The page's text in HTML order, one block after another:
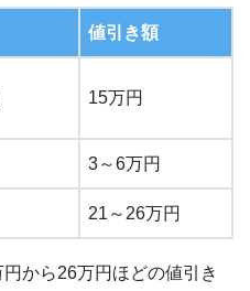
値引き額
15万円
3～6万円
21～26万円
から26万円ほどの値引き